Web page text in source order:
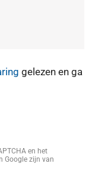
gelezen en ga
en het
Google zijn van